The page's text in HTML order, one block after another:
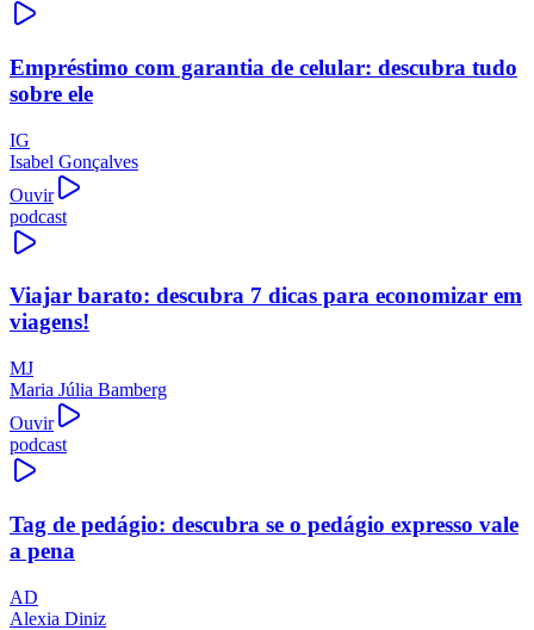
Empréstimo com garantia de celular: descubra tudo
sobre ele
IG
Isabel Gonçalves
Ouvir
podcast
Viajar barato: descubra 7 dicas para economizar em
viagens!
MJ
Maria Júlia Bamberg
Ouvir
podcast
Tag de pedágio: descubra se o pedágio expresso vale
a pena
AD
Alexia Diniz